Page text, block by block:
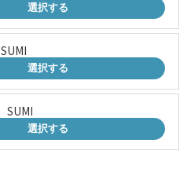
選択する
選択する
選択する